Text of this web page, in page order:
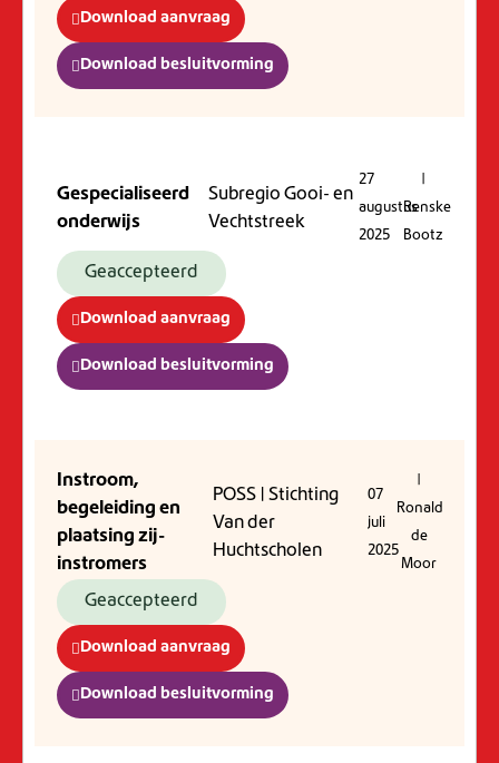
Download aanvraag
Download besluitvorming
Gespecialiseerd
onderwijs
Subregio Gooi- en
Vechtstreek
27
augustus
2025
Renske
Bootz
Geaccepteerd
Download aanvraag
Download besluitvorming
Instroom,
begeleiding en
plaatsing zij-
instromers
POSS | Stichting
Van der
Huchtscholen
07
juli
2025
Ronald
de
Moor
Geaccepteerd
Download aanvraag
Download besluitvorming